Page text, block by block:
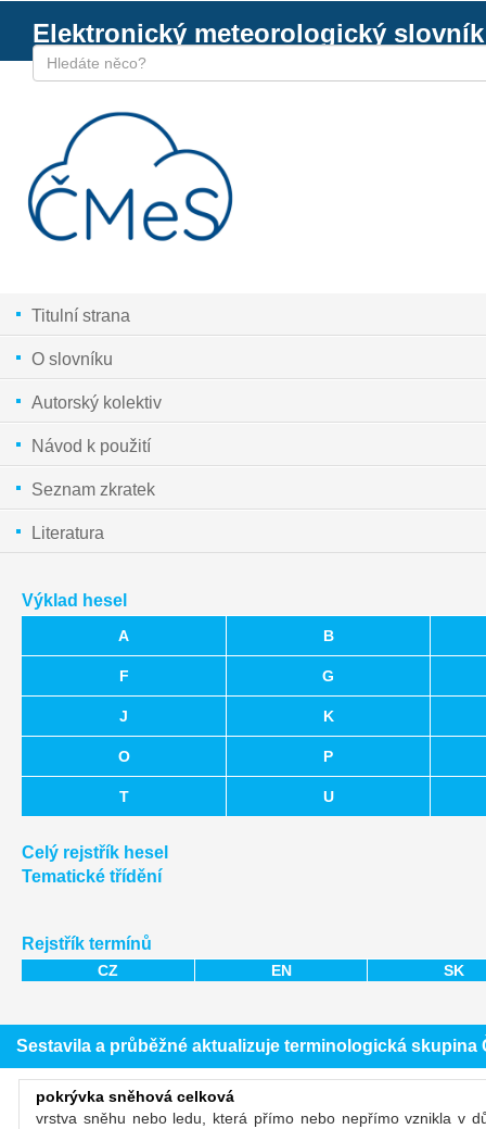
Elektronický meteorologický slovník
Titulní strana
O slovníku
Autorský kolektiv
Návod k použití
Seznam zkratek
Literatura
Výklad hesel
A B
F G
J K
O P
T U
Celý rejstřík hesel
Tematické třídění
Rejstřík termínů
CZ EN SK
Sestavila a průběžné aktualizuje terminologická
pokrývka sněhová celková
vrstva sněhu nebo ledu, která přímo nebo nepřímo vznikla v